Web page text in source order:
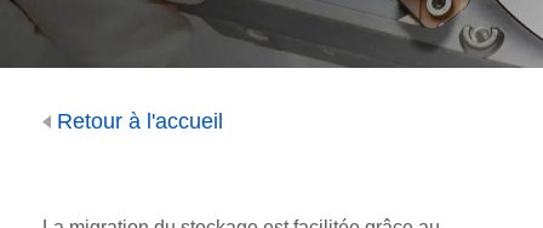
Retour à l'accueil